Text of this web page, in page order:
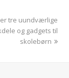
tre uundværlige
og gadgets til
skolebørn